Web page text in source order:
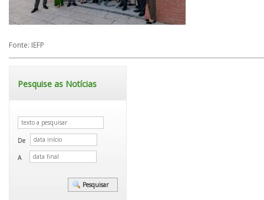
Fonte: IEFP
Pesquise as Notícias
De
A